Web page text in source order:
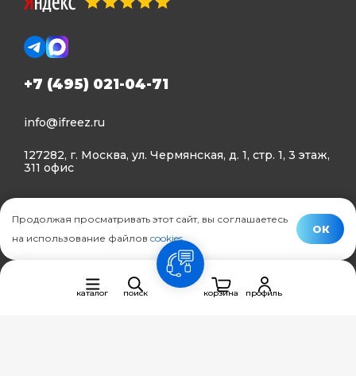
+7 (495) 021-04-71
info@ifreez.ru
127282, г. Москва, ул. Чермянская, д. 1, стр. 1, 3 этаж,
311 офис
Политика конфиденциальности
© Ifreez - продажа и установка климатической техники,
каталог поиск
связь
корзина
профиль
Продолжая просматривать этот сайт, вы соглашаетесь
на использование файлов cookies.
ОК